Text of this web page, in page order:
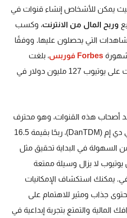
حيث يمكن للأشخاص إنشاء قنوات في
وربح المال من الانترنت، وكسب
التي يحصلون عليها. ووفقًا
Forbes فوربس، بلغت
إجمالي أرباح أعلى 10 قنوات على يوتيوب 127 مليون دولار في
أصحاب هذه القنوات، وهو محترف
ألعاب الفيديو يُدعى دان تي دي إم (DanTDM)، ربحًا بقيمة 16.5
السهولة في البداية تحقيق مثل
يوتيوب لا يزال وسيلة ممتعة
يمكنك استكشاف الإمكانيات
جذاب ومثير للاهتمام على
المالية والتمتع بتجربة إبداعية في